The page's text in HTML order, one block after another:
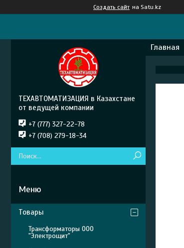
Создать сайт на Satu.kz
Главная
ТЕХАВТОМАТИЗАЦИЯ в Казахстане
от ведущей компании
+7 (777) 327-22-78
+7 (708) 279-18-34
Товары
Трансформаторы ООО
"Электрощит"